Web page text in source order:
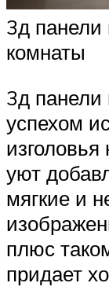
3д панели
комнаты
3д панели
успехом
уют
мягкие и
плюс
придает